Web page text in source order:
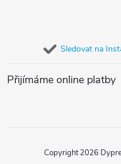
Sledovat na
Přijímáme online platby
Copyright 2026